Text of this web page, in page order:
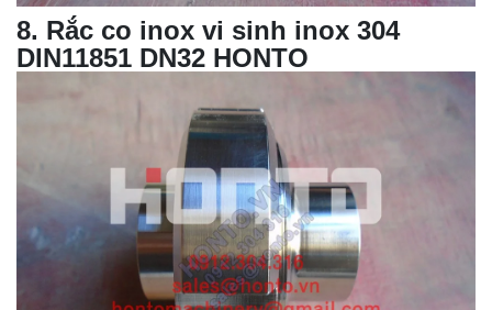
8. Rắc co inox vi sinh inox 304
DIN11851 DN32 HONTO